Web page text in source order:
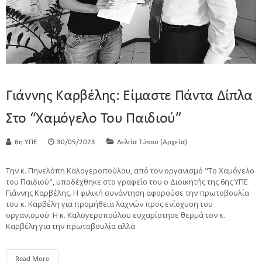
Γιάννης Καρβέλης: Είμαστε Πάντα Δίπλα
Στο “Χαμόγελο Του Παιδιού”
6η Υ.ΠΕ. 30/05/2023 Δελτία Τύπου (Αρχεία)
Την κ. Πηνελόπη Καλογεροπούλου, από τον οργανισμό "Το Χαμόγελο
του Παιδιού", υποδέχθηκε στο γραφείο του ο Διοικητής της 6ης ΥΠΕ
Γιάννης Καρβέλης. Η φιλική συνάντηση αφορούσε την πρωτοβουλία
του κ. Καρβέλη για προμήθεια λαχνών προς ενίσχυση του
οργανισμού. Η κ. Καλογεροπούλου ευχαρίστησε θερμά τον κ.
Καρβέλη για την πρωτοβουλία αλλά
Read More